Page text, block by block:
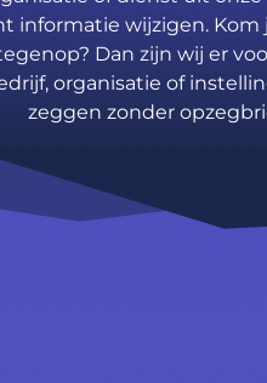
informatie wijzigen. Kom
Dan zijn wij er
organisatie of
zeggen zonder